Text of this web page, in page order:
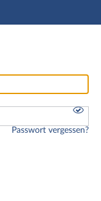
Passwort vergessen?